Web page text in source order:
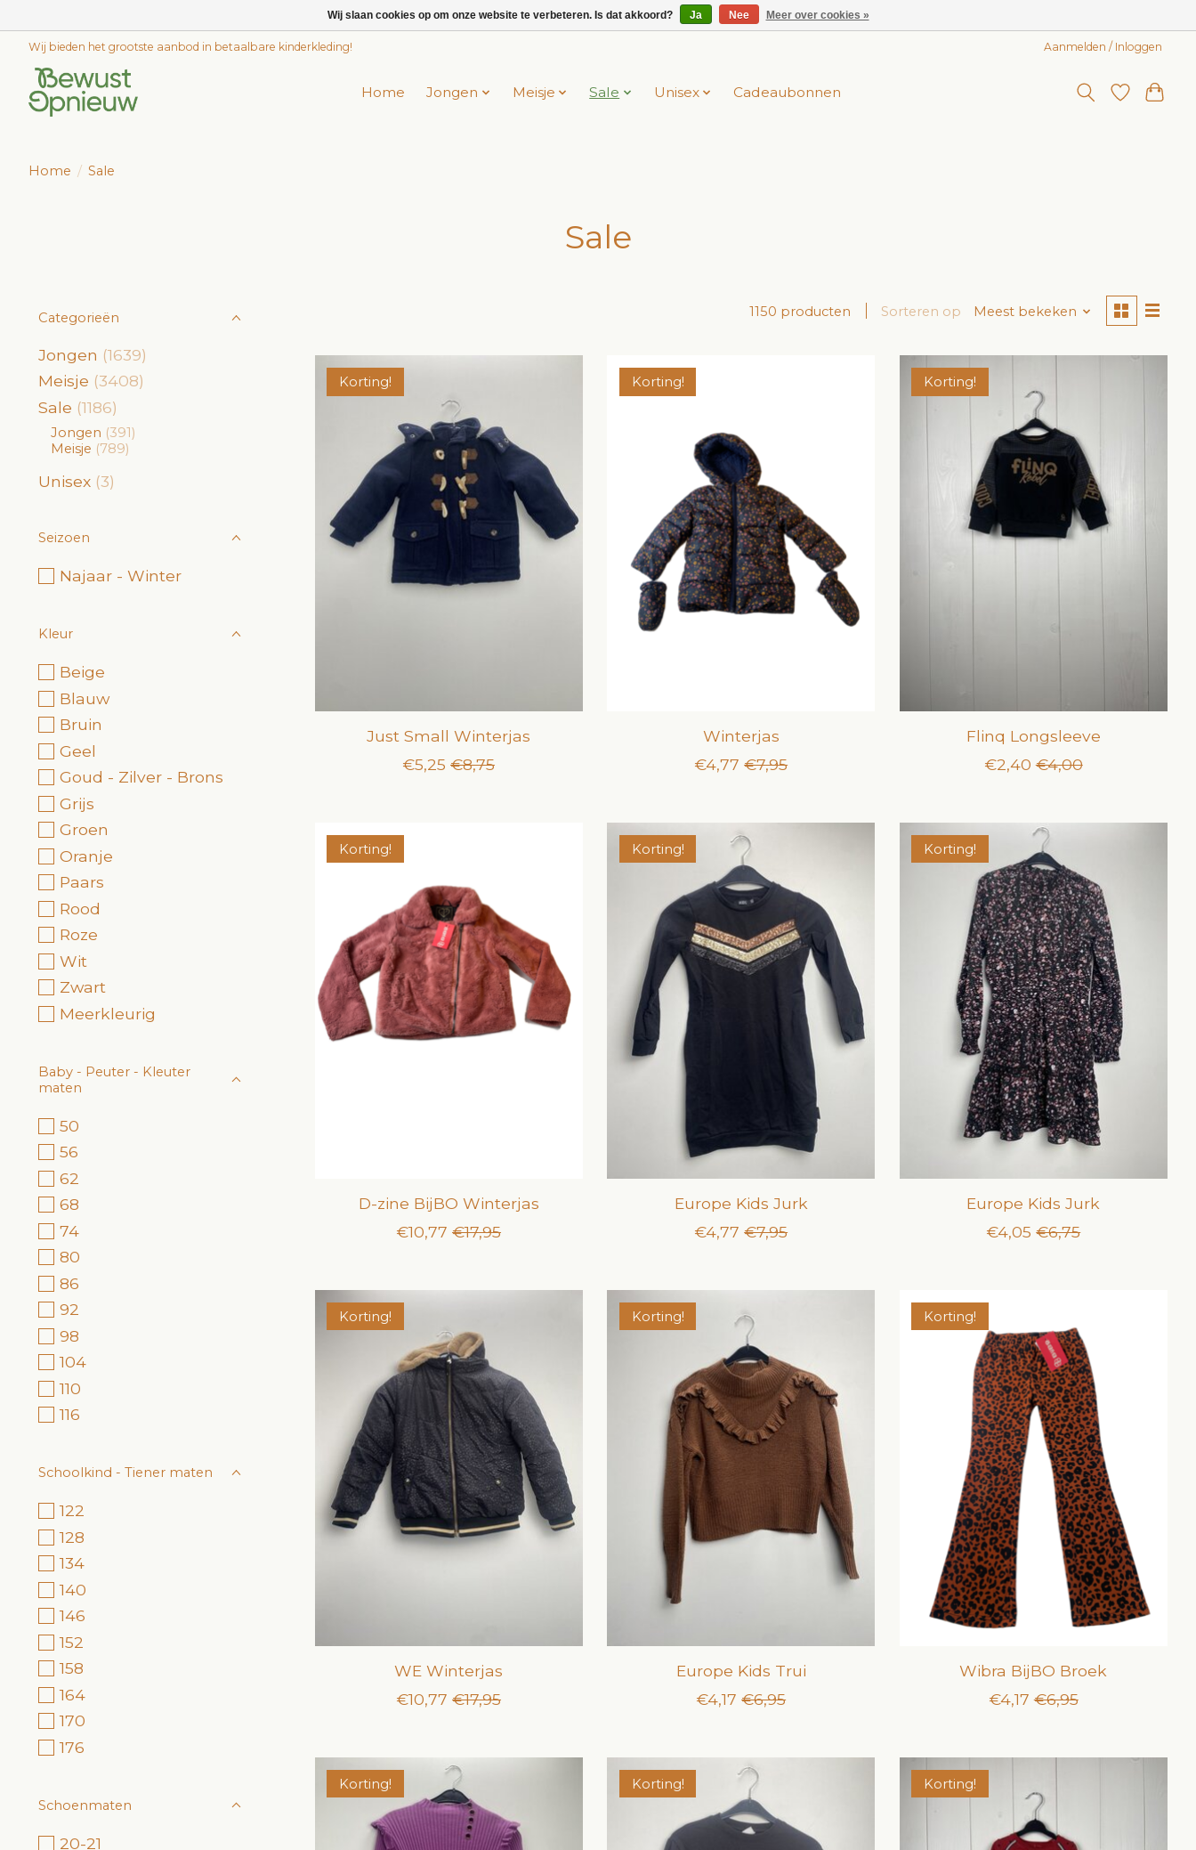
Wij bieden het grootste aanbod in betaalbare kinderkleding! Aanmelden / Inloggen
Home Jongen Meisje Sale Unisex Cadeaubonnen
Home / Sale
Sale
Categorieën
Jongen (1639)
Meisje (3408)
Sale (1186)
Jongen (391)
Meisje (789)
Unisex (3)
Seizoen
Najaar - Winter
Kleur
Beige
Blauw
Bruin
Geel
Goud - Zilver - Brons
Grijs
Groen
Oranje
Paars
Rood
Roze
Wit
Zwart
Meerkleurig
Baby - Peuter - Kleuter
maten
50
56
62
68
74
80
86
92
98
104
110
116
Schoolkind - Tiener maten
122
128
134
140
146
152
158
164
170
176
Schoenmaten
20-21
1150 producten Sorteren op Meest bekeken
Korting!
Just Small Winterjas
€5,25 €8,75
Korting!
Winterjas
€4,77 €7,95
Korting!
Flinq Longsleeve
€2,40 €4,00
Korting!
D-zine BijBO Winterjas
€10,77 €17,95
Korting!
Europe Kids Jurk
€4,77 €7,95
Korting!
Europe Kids Jurk
€4,05 €6,75
Korting!
WE Winterjas
€10,77 €17,95
Korting!
Europe Kids Trui
€4,17 €6,95
Korting!
Wibra BijBO Broek
€4,17 €6,95
Korting! Korting! Korting!
Wij slaan cookies op om onze website te verbeteren. Is dat akkoord? Ja Nee Meer over cookies »